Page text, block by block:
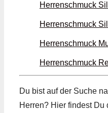
Herrenschmuck
Herrenschmuck
Herrenschmuck
Herrenschmuck
Du bist auf der Suche
Herren? Hier findest Du